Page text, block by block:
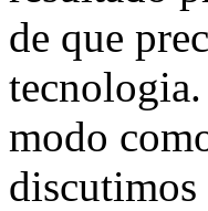
de que
modo